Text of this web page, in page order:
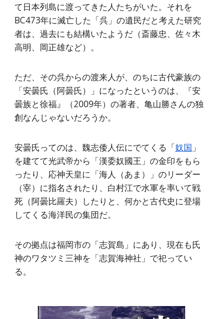
て日本列島に渡ってきた人たちがいた。それを
BC473年に滅亡した「呉」の遺民だと考えた研究
者は、過去にも結構いたようだ（斎藤忠、佐々木
高明、岡正雄など）。
ただ、その呉からの渡来人が、のちに古代豪族の
「安曇氏（阿曇氏）」になったというのは、『安
曇族と徐福』（2009年）の著者、亀山勝さんの独
創なんじゃないだろうか。
安曇氏ってのは、魏志倭人伝にでてくる「奴国 」
を建てて光武帝から「漢委奴國王」の金印をもら
ったり、応神天皇に「海人（あま）」のリーダー
（宰）に指名されたり、白村江で水軍を率いて戦
死（阿曇比羅夫）したりと、何かと古代史に登場
してくる海洋民の集団だ。
その拠点は福岡市の「志賀島」にあり、現在も氏
神のワタツミ三神を「志賀海神社」で祀ってい
る。